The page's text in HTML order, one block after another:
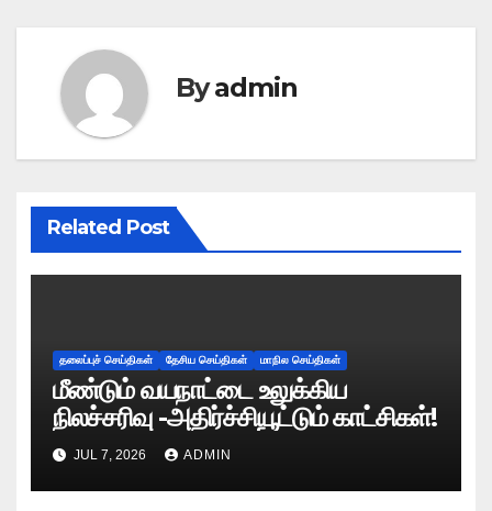
Byadmin
Related Post
தலைப்புச் செய்திகள் தேசிய செய்திகள் மாநில செய்திகள்
மீண்டும் வயநாட்டை உலுக்கிய
நிலச்சரிவு -அதிர்ச்சியூட்டும் காட்சிகள்!
JUL 7, 2026 ADMIN